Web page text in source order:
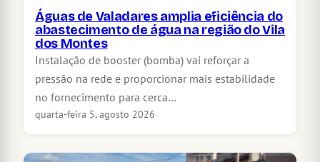
Águas de Valadares amplia eficiência do
abastecimento de água na região do Vila
dos Montes
Instalação de booster (bomba) vai reforçar a
pressão na rede e proporcionar mais estabilidade
no fornecimento para cerca…
quarta-feira 5, agosto 2026